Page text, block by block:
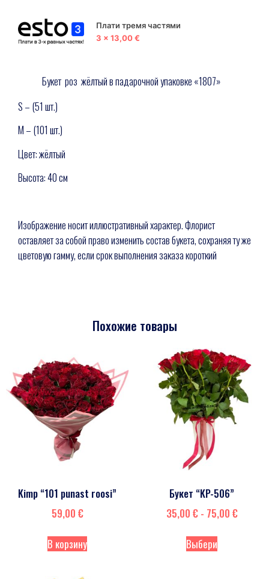
Плати тремя частями
3 x 13,00 €
Букет роз жёлтый в падарочной упаковке «1807»
S – (51 шт.)
M – (101 шт.)
Цвет: жёлтый
Высота: 40 см
Изображение носит иллюстративный характер. Флорист
оставляет за собой право изменить состав букета, сохраняя ту же
цветовую гамму, если срок выполнения заказа короткий
Похожие товары
Kimp “101 punast roosi”
59,00 €
В корзину
Букет “KP-506”
35,00 €- 75,00 €
Выбери